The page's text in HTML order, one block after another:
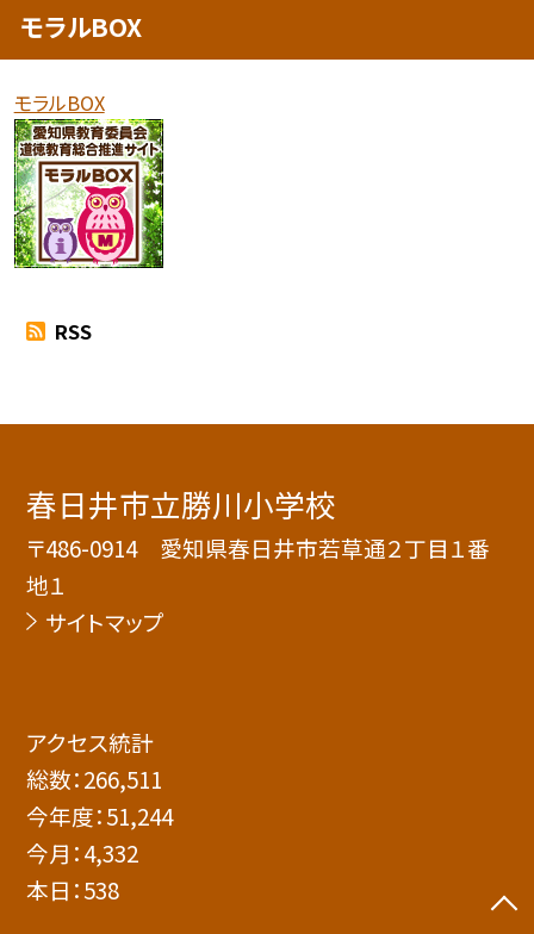
モラルBOX
モラルBOX
RSS
春日井市立勝川小学校
〒486-0914 愛知県春日井市若草通２丁目１番
地１
サイトマップ
アクセス統計
総数：266,511
今年度：51,244
今月：4,332
本日：538